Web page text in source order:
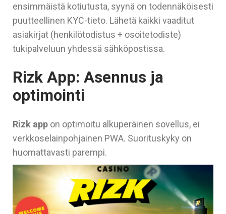
ensimmäistä kotiutusta, syynä on todennäköisesti
puutteellinen KYC-tieto. Lähetä kaikki vaaditut
asiakirjat (henkilötodistus + osoitetodiste)
tukipalveluun yhdessä sähköpostissa.
Rizk App: Asennus ja
optimointi
Rizk app on optimoitu alkuperäinen sovellus, ei
verkkoselainpohjainen PWA. Suorituskyky on
huomattavasti parempi.